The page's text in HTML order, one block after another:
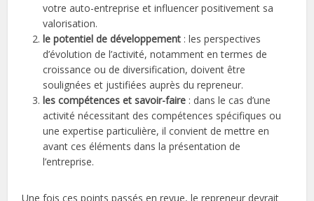
votre auto-entreprise et influencer positivement sa
valorisation.
le potentiel de développement : les perspectives
d’évolution de l’activité, notamment en termes de
croissance ou de diversification, doivent être
soulignées et justifiées auprès du repreneur.
les compétences et savoir-faire : dans le cas d’une
activité nécessitant des compétences spécifiques ou
une expertise particulière, il convient de mettre en
avant ces éléments dans la présentation de
l’entreprise.
Une fois ces points passés en revue, le repreneur devrait